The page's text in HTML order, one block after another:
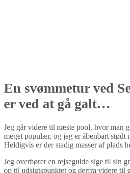
En svømmetur ved
er ved at gå galt…
Jeg går videre til næste pool, hvor man
meget populær, og jeg er åbenbart stødt
Heldigvis er der stadig masser af plads
Jeg overhører en rejseguide sige til sin
op til udsigtspunktet og derfra videre til